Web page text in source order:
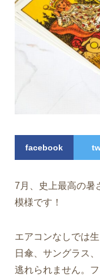
facebook
7月、史上最高の暑
模様です！
エアコンなしでは
日傘、サングラス
逃れられません。